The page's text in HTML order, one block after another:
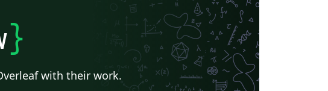
}
with their work.